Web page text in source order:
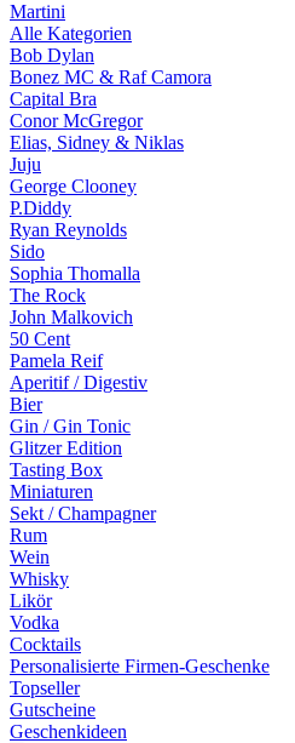
Martini
Alle Kategorien
Bob Dylan
Bonez MC & Raf Camora
Capital Bra
Conor McGregor
Elias, Sidney & Niklas
Juju
George Clooney
P.Diddy
Ryan Reynolds
Sido
Sophia Thomalla
The Rock
John Malkovich
50 Cent
Pamela Reif
Aperitif / Digestiv
Bier
Gin / Gin Tonic
Glitzer Edition
Tasting Box
Miniaturen
Sekt / Champagner
Rum
Wein
Whisky
Likör
Vodka
Cocktails
Personalisierte Firmen-Geschenke
Topseller
Gutscheine
Geschenkideen